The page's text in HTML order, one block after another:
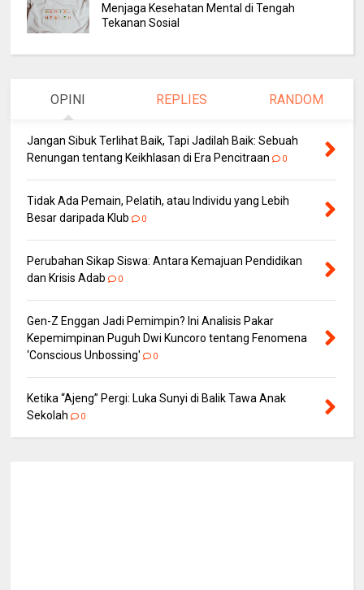
Menjaga Kesehatan Mental di Tengah
Tekanan Sosial
OPINI REPLIES RANDOM
Jangan Sibuk Terlihat Baik, Tapi Jadilah Baik: Sebuah
Renungan tentang Keikhlasan di Era Pencitraan
0
Tidak Ada Pemain, Pelatih, atau Individu yang Lebih
Besar daripada Klub
0
Perubahan Sikap Siswa: Antara Kemajuan Pendidikan
dan Krisis Adab
0
Gen-Z Enggan Jadi Pemimpin? Ini Analisis Pakar
Kepemimpinan Puguh Dwi Kuncoro tentang Fenomena
‘Conscious Unbossing'
0
Ketika “Ajeng” Pergi: Luka Sunyi di Balik Tawa Anak
Sekolah
0